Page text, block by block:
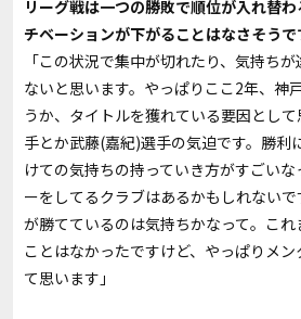
――リーグ戦は一つの勝敗で順位が入れ替
チベーションが下がることはなさそうで
「この状況で集中が切れたり、気持ち
ないと思います。やっぱりここ2年、神
うか、タイトルを獲れている要因とし
手とか武藤(嘉紀)選手の気迫です。勝利
けての気持ちの持っていき方がすごい
ーをしてるクラブはあるかもしれない
が勝てているのは気持ちかなって。こ
ことはなかったですけど、やっぱりメ
て思います」